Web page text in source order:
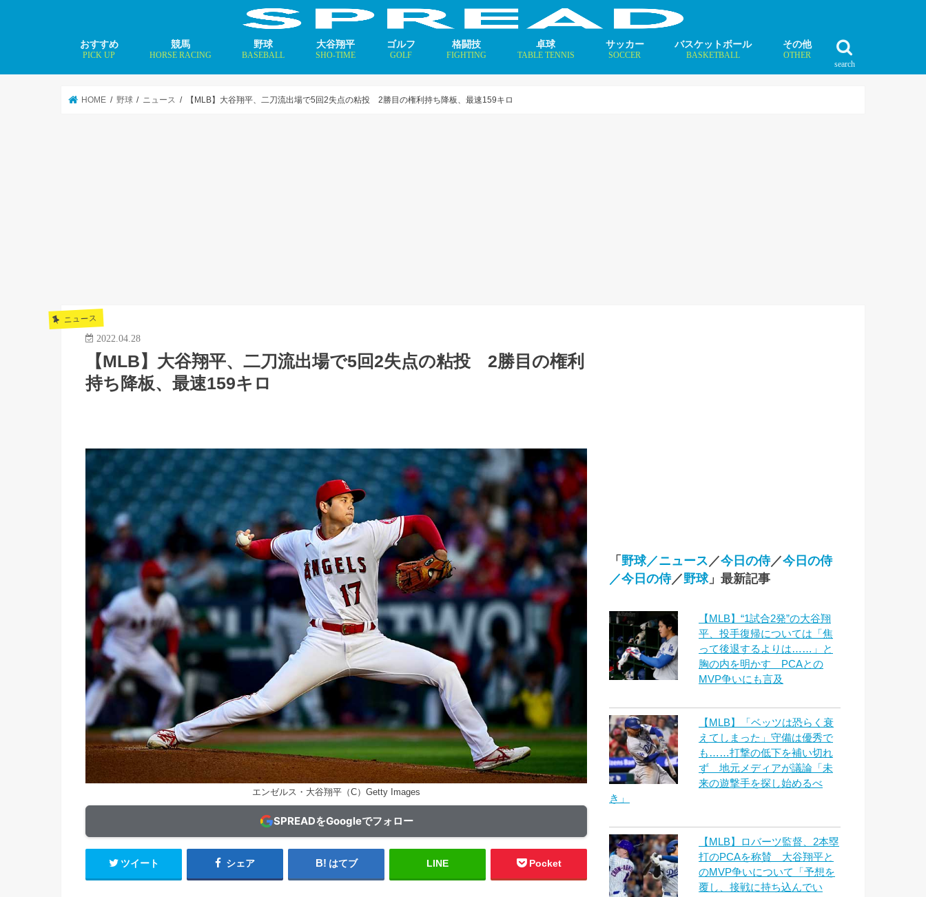
search
おすすめ
PICK UP
競馬
HORSE RACING
野球
BASEBALL
大谷翔平
SHO-TIME
ゴルフ
GOLF
格闘技
FIGHTING
卓球
TABLE TENNIS
サッカー
SOCCER
バスケットボール
BASKETBALL
その他
OTHER
HOME 野球 ニュース 【MLB】大谷翔平、二刀流出場で5回2失点の粘投 2勝目の権利持ち降板、最速159キロ
ニュース
2022.04.28
【MLB】大谷翔平、二刀流出場で5回2失点の粘投 2勝目の権利
持ち降板、最速159キロ
エンゼルス・大谷翔平（C）Getty Images
SPREADをGoogleでフォロー
ツイート シェア はてブ LINE Pocket
「 野球／ニュース ／今日の侍／今日の侍
／今日の侍／野球」最新記事
【MLB】“1試合2発”の大谷翔
平、投手復帰については「焦
って後退するよりは……」と
胸の内を明かす PCAとの
MVP争いにも言及
【MLB】「ベッツは恐らく衰
えてしまった」守備は優秀で
も……打撃の低下を補い切れ
ず 地元メディアが議論「未
来の遊撃手を探し始めるべ
き」
【MLB】ロバーツ監督、2本塁
打のPCAを称賛 大谷翔平と
のMVP争いについて「予想を
覆し、接戦に持ち込んでい